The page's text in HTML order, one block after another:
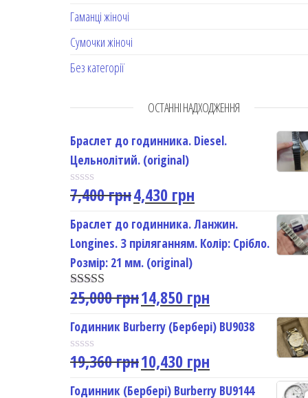
Гаманці жіночі
Сумочки жіночі
Без категорії
ОСТАННІ НАДХОДЖЕННЯ
Браслет до годинника. Diesel.
Цельнолітий. (original)
R
t
e
d
0
o
u
t
o
5
7,400грн4,430 грн
Браслет до годинника. Ланжин.
Longines. З пріляганням. Колір: Срібло.
Розмір: 21 мм. (original)
Rated5.00
out of 5
25,000грн14,850 грн
Годинник Burberry (Бербері) BU9038
R
t
19,360грн10,430 грн
Годинник (Бербері) Burberry BU9144